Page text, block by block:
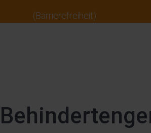
(Barrierefreiheit)